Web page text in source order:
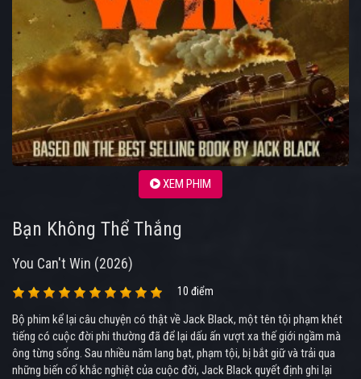
XEM PHIM
Bạn Không Thể Thắng
You Can't Win (2026)
10 điểm
Bộ phim kể lại câu chuyện có thật về Jack Black, một tên tội phạm khét
tiếng có cuộc đời phi thường đã để lại dấu ấn vượt xa thế giới ngầm mà
ông từng sống. Sau nhiều năm lang bạt, phạm tội, bị bắt giữ và trải qua
những biến cố khắc nghiệt của cuộc đời, Jack Black quyết định ghi lại